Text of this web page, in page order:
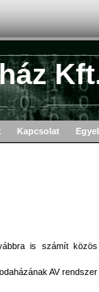
Kapcsolat
is számít közös
AV rendszer